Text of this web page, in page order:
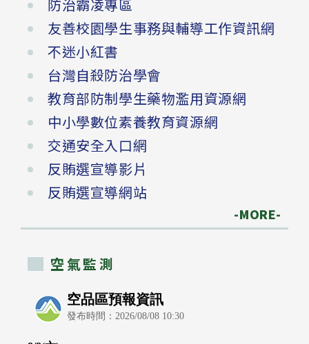
防治霸凌專區
友善校園學生事務與輔導工作資訊網
不迷小紅書
台灣自殺防治學會
教育部防制學生藥物濫用資源網
中小學數位素養教育資源網
交通安全入口網
反賄選宣導影片
反賄選宣導網站
-MORE-
空氣監測